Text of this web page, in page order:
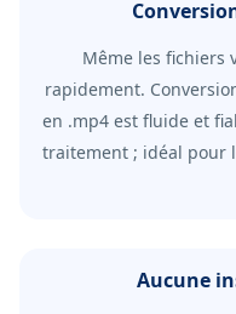
Même les fichiers
rapidement.
en .mp4 est fluide et
traitement ; idéal pour
Aucune